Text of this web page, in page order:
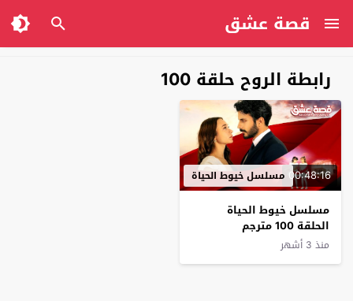
قصة عشق
رابطة الروح حلقة 100
00:48:16 مسلسل خيوط الحياة
مسلسل خيوط الحياة
الحلقة 100 مترجم
منذ 3 أشهر